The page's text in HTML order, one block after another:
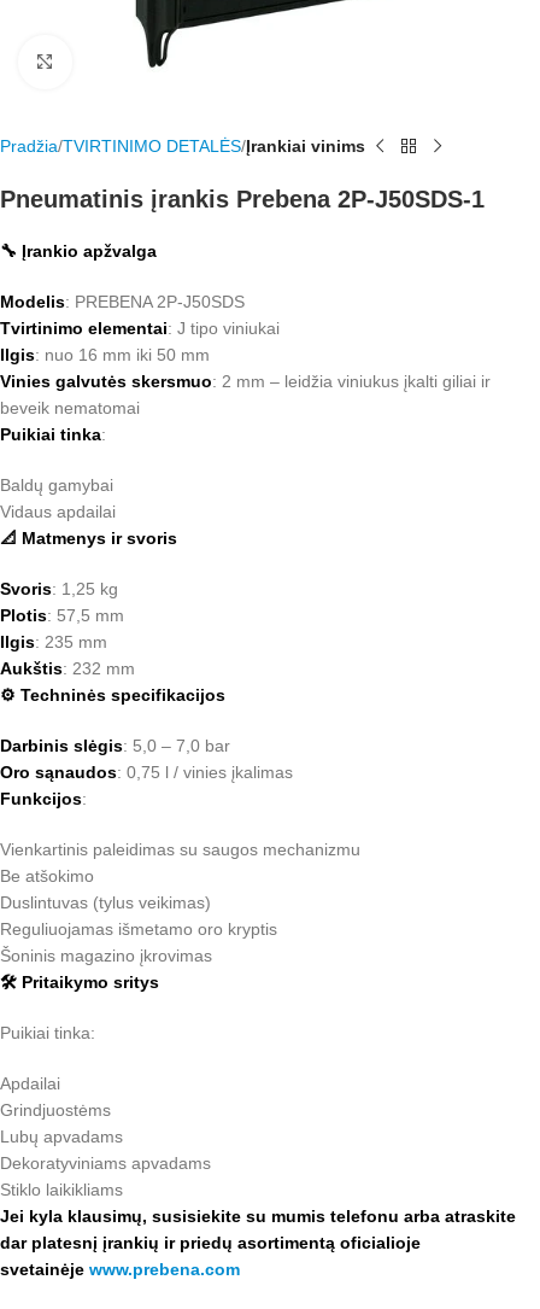
Rodyti nuotrauką visame ekrane
Pradžia TVIRTINIMO DETALĖS Įrankiai vinims
Pneumatinis įrankis Prebena 2P-J50SDS-1
🔧 Įrankio apžvalga
Modelis: PREBENA 2P-J50SDS
Tvirtinimo elementai: J tipo viniukai
Ilgis: nuo 16 mm iki 50 mm
Vinies galvutės skersmuo: 2 mm – leidžia viniukus įkalti giliai ir
beveik nematomai
Puikiai tinka:
Baldų gamybai
Vidaus apdailai
📐 Matmenys ir svoris
Svoris: 1,25 kg
Plotis: 57,5 mm
Ilgis: 235 mm
Aukštis: 232 mm
⚙️ Techninės specifikacijos
Darbinis slėgis: 5,0 – 7,0 bar
Oro sąnaudos: 0,75 l / vinies įkalimas
Funkcijos:
Vienkartinis paleidimas su saugos mechanizmu
Be atšokimo
Duslintuvas (tylus veikimas)
Reguliuojamas išmetamo oro kryptis
Šoninis magazino įkrovimas
🛠️ Pritaikymo sritys
Puikiai tinka:
Apdailai
Grindjuostėms
Lubų apvadams
Dekoratyviniams apvadams
Stiklo laikikliams
Jei kyla klausimų, susisiekite su mumis telefonu arba atraskite
dar platesnį įrankių ir priedų asortimentą oficialioje
svetainėje www.prebena.com